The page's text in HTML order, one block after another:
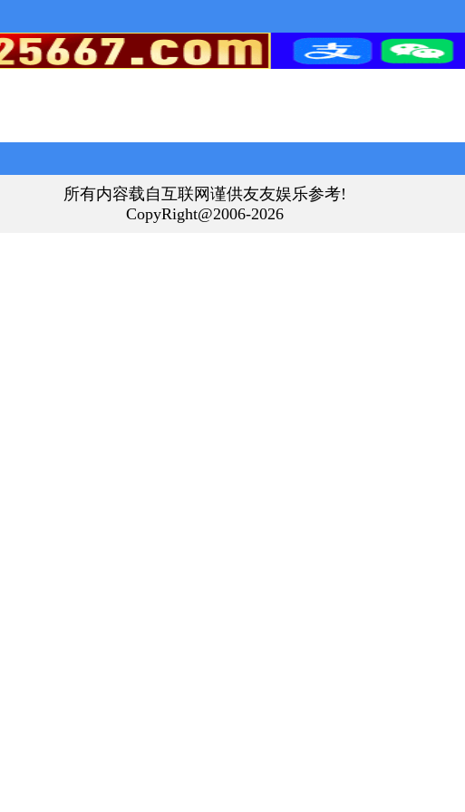
所有内容载自互联网谨供友友娱乐参考!
CopyRight@2006-2026